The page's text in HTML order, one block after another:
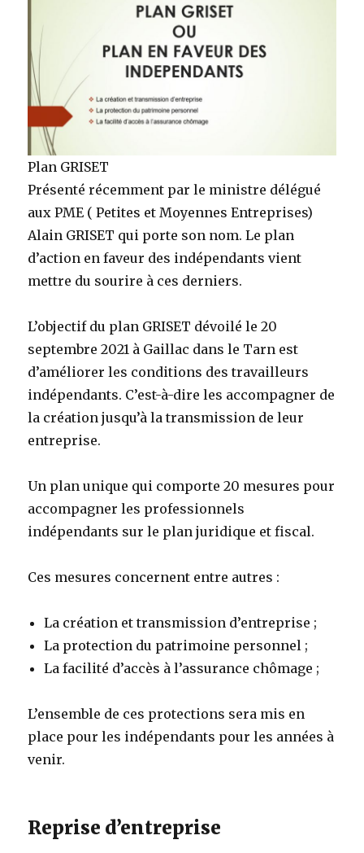
Plan GRISET
Présenté récemment par le ministre délégué
aux PME ( Petites et Moyennes Entreprises)
Alain GRISET qui porte son nom. Le plan
d’action en faveur des indépendants vient
mettre du sourire à ces derniers.
L’objectif du plan GRISET dévoilé le 20
septembre 2021 à Gaillac dans le Tarn est
d’améliorer les conditions des travailleurs
indépendants. C’est-à-dire les accompagner de
la création jusqu’à la transmission de leur
entreprise.
Un plan unique qui comporte 20 mesures pour
accompagner les professionnels
indépendants sur le plan juridique et fiscal.
Ces mesures concernent entre autres :
La création et transmission d’entreprise ;
La protection du patrimoine personnel ;
La facilité d’accès à l’assurance chômage ;
L’ensemble de ces protections sera mis en
place pour les indépendants pour les années à
venir.
Reprise d’entreprise